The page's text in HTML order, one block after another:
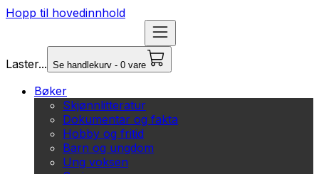
Hopp til hovedinnhold
Laster... Se handlekurv - 0 vare
Bøker
Skjønnlitteratur
Dokumentar og fakta
Hobby og fritid
Barn og ungdom
Ung voksen